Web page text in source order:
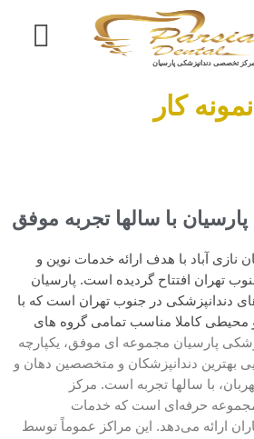
مرکز تخصصی دندانپزشکی پارسیان
نمونه کار
با سالها تجربه موفق
نازی آباد با هدف ارائه خدمات نوین و
تهران افتتاح گردیده است. پارسیان
دندانپزشکی در جنوب تهران است که با
کاملا مناسب تمامی گروه های
پارسیان مجموعه ای موفق، یکپارچه
بهترین دندانپزشکان و متخصصین دهان و
با سالها تجربه است. مرکز
مجموعه حرفه‌ای است که خدمات
ارائه می‌دهد. این مراکز عموماً توسط